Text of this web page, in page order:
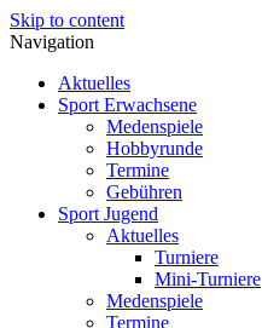
Skip to content
Navigation
Aktuelles
Sport Erwachsene
Medenspiele
Hobbyrunde
Termine
Gebühren
Sport Jugend
Aktuelles
Turniere
Mini-Turniere
Medenspiele
Termine